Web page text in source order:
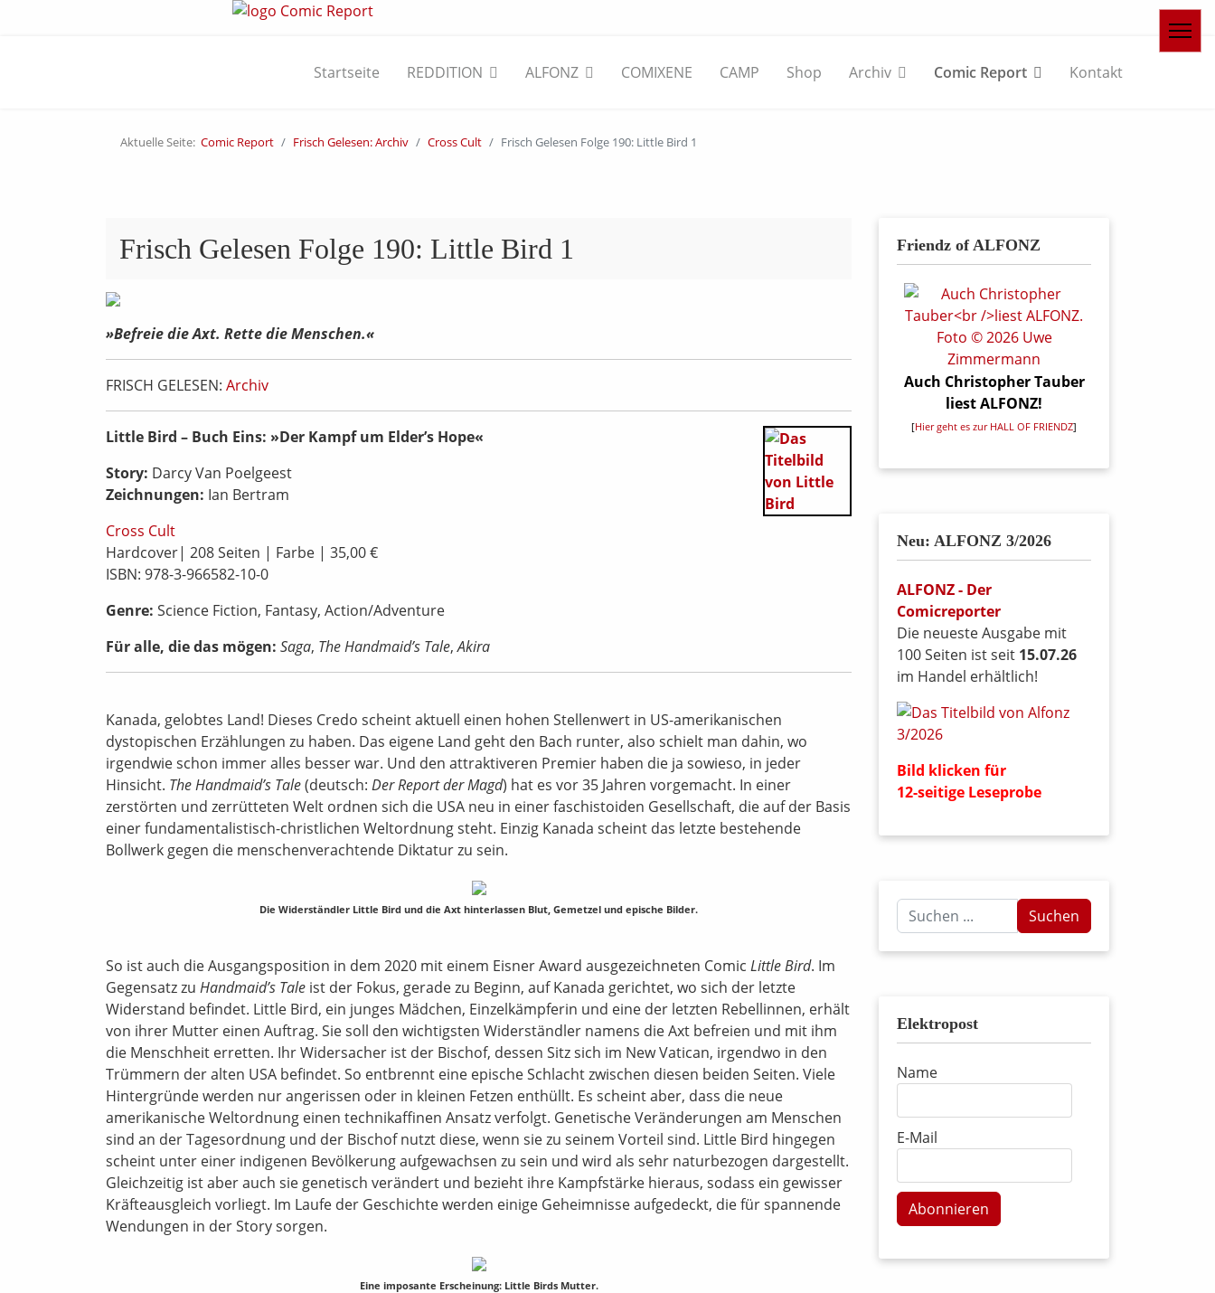
Startseite REDDITION ALFONZ COMIXENE CAMP Shop Archiv Comic Report Kontakt
Aktuelle Seite: Comic Report Frisch Gelesen: Archiv Cross Cult Frisch Gelesen Folge 190: Little Bird 1
Frisch Gelesen Folge 190: Little Bird 1
»Befreie die Axt. Rette die Menschen.«
FRISCH GELESEN: Archiv
Little Bird – Buch Eins: »Der Kampf um Elder’s Hope«
Story: Darcy Van Poelgeest
Zeichnungen: Ian Bertram
Cross Cult
Hardcover| 208 Seiten | Farbe | 35,00 €
ISBN: 978-3-966582-10-0
Genre: Science Fiction, Fantasy, Action/Adventure
Für alle, die das mögen: Saga, The Handmaid’s Tale,Akira
Kanada, gelobtes Land! Dieses Credo scheint aktuell einen hohen Stellenwert in US-amerikanischen
dystopischen Erzählungen zu haben. Das eigene Land geht den Bach runter, also schielt man dahin, wo
irgendwie schon immer alles besser war. Und den attraktiveren Premier haben die ja sowieso, in jeder
Hinsicht. The Handmaid’s Tale(deutsch: Der Report der Magd) hat es vor 35 Jahren vorgemacht. In einer
zerstörten und zerrütteten Welt ordnen sich die USA neu in einer faschistoiden Gesellschaft, die auf der Basis
einer fundamentalistisch-christlichen Weltordnung steht. Einzig Kanada scheint das letzte bestehende
Bollwerk gegen die menschenverachtende Diktatur zu sein.
Die Widerständler Little Bird und die Axt hinterlassen Blut, Gemetzel und epische Bilder.
So ist auch die Ausgangsposition in dem 2020 mit einem Eisner Award ausgezeichneten Comic Little Bird. Im
Gegensatz zu Handmaid’s Tale ist der Fokus, gerade zu Beginn, auf Kanada gerichtet, wo sich der letzte
Widerstand befindet. Little Bird, ein junges Mädchen, Einzelkämpferin und eine der letzten Rebellinnen, erhält
von ihrer Mutter einen Auftrag. Sie soll den wichtigsten Widerständler namens die Axt befreien und mit ihm
die Menschheit erretten. Ihr Widersacher ist der Bischof, dessen Sitz sich im New Vatican, irgendwo in den
Trümmern der alten USA befindet. So entbrennt eine epische Schlacht zwischen diesen beiden Seiten. Viele
Hintergründe werden nur angerissen oder in kleinen Fetzen enthüllt. Es scheint aber, dass die neue
amerikanische Weltordnung einen technikaffinen Ansatz verfolgt. Genetische Veränderungen am Menschen
sind an der Tagesordnung und der Bischof nutzt diese, wenn sie zu seinem Vorteil sind. Little Bird hingegen
scheint unter einer indigenen Bevölkerung aufgewachsen zu sein und wird als sehr naturbezogen dargestellt.
Gleichzeitig ist aber auch sie genetisch verändert und bezieht ihre Kampfstärke hieraus, sodass ein gewisser
Kräfteausgleich vorliegt. Im Laufe der Geschichte werden einige Geheimnisse aufgedeckt, die für spannende
Wendungen in der Story sorgen.
Eine imposante Erscheinung: Little Birds Mutter.
Friendz of ALFONZ
Auch Christopher Tauber
liest ALFONZ!
[Hier geht es zur HALL OF FRIENDZ]
Neu: ALFONZ 3/2026
ALFONZ - Der
Comicreporter
Die neueste Ausgabe mit
100 Seiten ist seit 15.07.26
im Handel erhältlich!
Bild klicken für
12-seitige Leseprobe
Suchen
...
Suchen
Elektropost
Name
E-Mail
Abonnieren